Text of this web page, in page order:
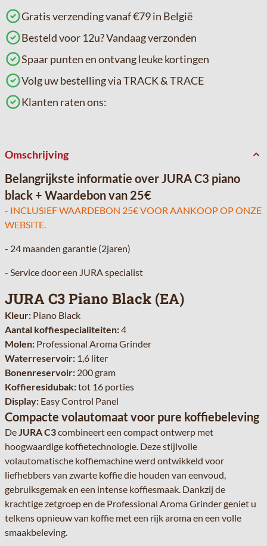
Gratis verzending vanaf €79 in België
Besteld voor 12u? Vandaag verzonden
Spaar punten en ontvang leuke kortingen
Volg uw bestelling via TRACK & TRACE
Klanten raten ons:
Omschrijving
Belangrijkste informatie over JURA C3 piano
black + Waardebon van 25€
- INCLUSIEF WAARDEBON 25€ VOOR AANKOOP OP ONZE
WEBSITE.
- 24 maanden garantie (2jaren)
- Service door een JURA specialist
JURA C3 Piano Black (EA)
Kleur: Piano Black
Aantal koffiespecialiteiten:4
Molen: Professional Aroma Grinder
Waterreservoir: 1,6 liter
Bonenreservoir: 200 gram
Koffieresidubak:tot 16 porties
Display: Easy Control Panel
Compacte volautomaat voor pure koffiebeleving
DeJURA C3combineert een compact ontwerp met
hoogwaardige koffietechnologie. Deze stijlvolle
volautomatische koffiemachine werd ontwikkeld voor
liefhebbers van zwarte koffie die houden van eenvoud,
gebruiksgemak en een intense koffiesmaak. Dankzij de
krachtige zetgroep en de Professional Aroma Grinder geniet u
telkens opnieuw van koffie met een rijk aroma en een volle
smaakbeleving.